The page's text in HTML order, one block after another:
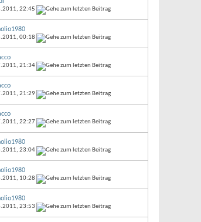
22:45
00:18
21:34
21:29
22:27
23:04
10:28
23:53